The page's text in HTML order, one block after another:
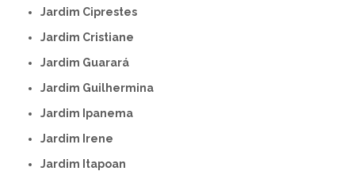
Jardim Ciprestes
Jardim Cristiane
Jardim Guarará
Jardim Guilhermina
Jardim Ipanema
Jardim Irene
Jardim Itapoan